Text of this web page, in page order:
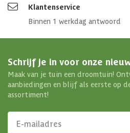
Klantenservice
Binnen 1 werkdag antwoord
Schrijf je in voor onze
Maak van je tuin een droomtuin!
aanbiedingen en blijf als eerste op
assortiment!